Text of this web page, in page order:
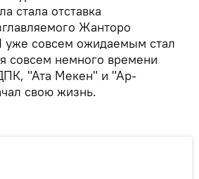
стала отставка
Жанторо
совсем ожидаемым стал
совсем немного времени
"Ата Мекен" и "Ар-
свою жизнь.